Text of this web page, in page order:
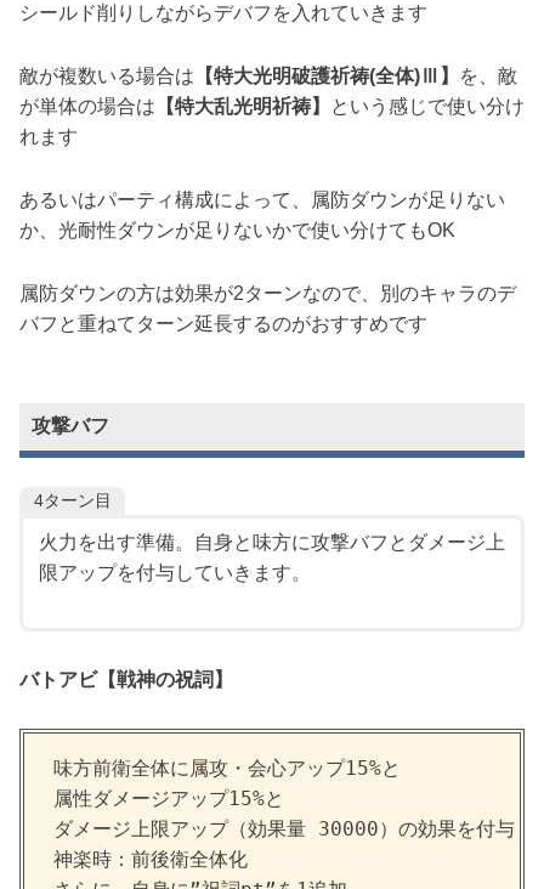
シールド削りしながらデバフを入れていきます
敵が複数いる場合は 【特大光明破護祈祷(全体)Ⅲ 】
を、敵
が単体の場合は 【特大乱光明祈祷】
という感じで使い分け
れます
あるいはパーティ構成によって、属防ダウンが足りない
か、光耐性ダウンが足りないかで使い分けてもOK
属防ダウンの方は効果が2ターンなので、別のキャラのデ
バフと重ねてターン延長するのがおすすめです
攻撃バフ
4ターン目
火力を出す準備。自身と味方に攻撃バフとダメージ上
限アップを付与していきます。
バトアビ【戦神の祝詞 】
味方前衛全体に属攻・会心アップ15%と
属性ダメージアップ15%と
ダメージ上限アップ（効果量 30000）の効果を付与
神楽時：前後衛全体化